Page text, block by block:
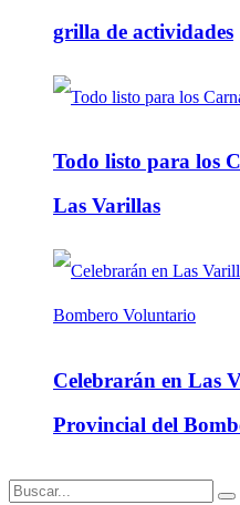
grilla de actividades
Todo listo para los
Las Varillas
Celebrarán en Las
Provincial del